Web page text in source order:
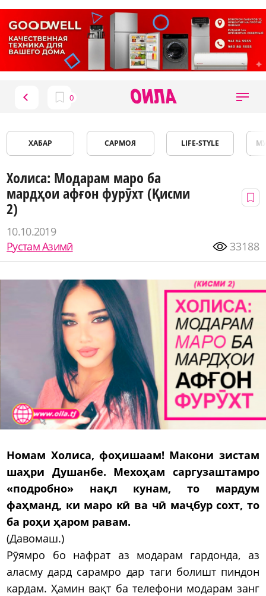
ХАБАР САРМОЯ LIFE-STYLE
Холиса: Модарам маро ба
мардҳои афғон фурӯхт (Қисми
2)
10.10.2019
Рустам Азимӣ
33188
Номам Холиса, фоҳишаам! Макони зистам
шаҳри Душанбе. Мехоҳам саргузаштамро
«подробно» нақл кунам, то мардум
фаҳманд, ки маро кӣ ва чӣ маҷбур сохт, то
ба роҳи ҳаром равам.
(Давомаш.)
Рӯямро бо нафрат аз модарам гардонда, аз
аласму дард сарамро дар таги болишт пиндон
кардам. Ҳамин вақт ба телефони модарам занг